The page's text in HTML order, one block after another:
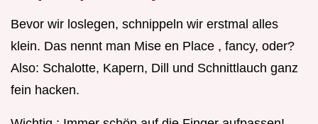
Bevor wir loslegen, schnippeln wir erstmal alles
klein. Das nennt man Mise en Place , fancy, oder?
Also: Schalotte, Kapern, Dill und Schnittlauch ganz
fein hacken.